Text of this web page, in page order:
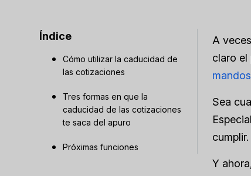
Índice
Cómo utilizar la caducidad de
las cotizaciones
Tres formas en que la
caducidad de las cotizaciones
te saca del apuro
Próximas funciones
A
claro el
Sea
cumplir.
Y